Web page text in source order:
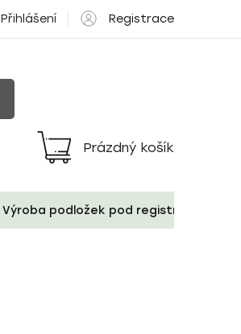
Přihlášení Registrace
Nákupní
košík
Prázdný košík
Výroba podložek pod registrační